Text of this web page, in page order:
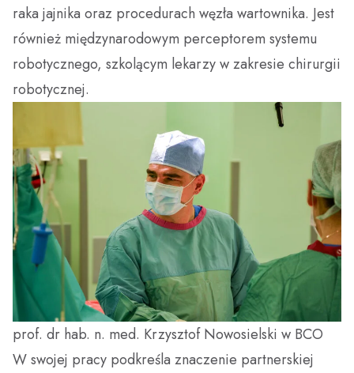
raka jajnika oraz procedurach węzła wartownika. Jest
również międzynarodowym perceptorem systemu
robotycznego, szkolącym lekarzy w zakresie chirurgii
robotycznej.
prof. dr hab. n. med. Krzysztof Nowosielski w BCO
W swojej pracy podkreśla znaczenie partnerskiej